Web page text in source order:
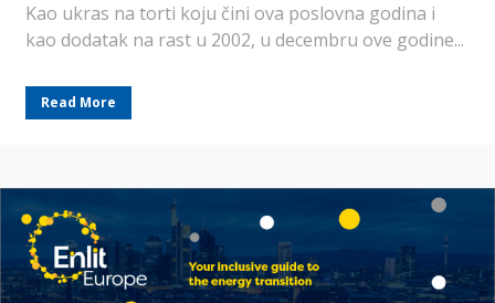
Kao ukras na torti koju čini ova poslovna godina i
kao dodatak na rast u 2002, u decembru ove godine...
Read More